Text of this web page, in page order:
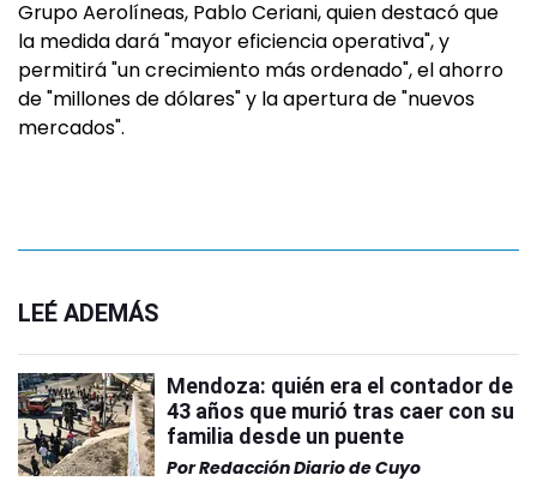
Grupo Aerolíneas, Pablo Ceriani, quien destacó que
la medida dará "mayor eficiencia operativa", y
permitirá "un crecimiento más ordenado", el ahorro
de "millones de dólares" y la apertura de "nuevos
mercados".
LEÉ ADEMÁS
Mendoza: quién era el contador de
43 años que murió tras caer con su
familia desde un puente
PorRedacción Diario de Cuyo